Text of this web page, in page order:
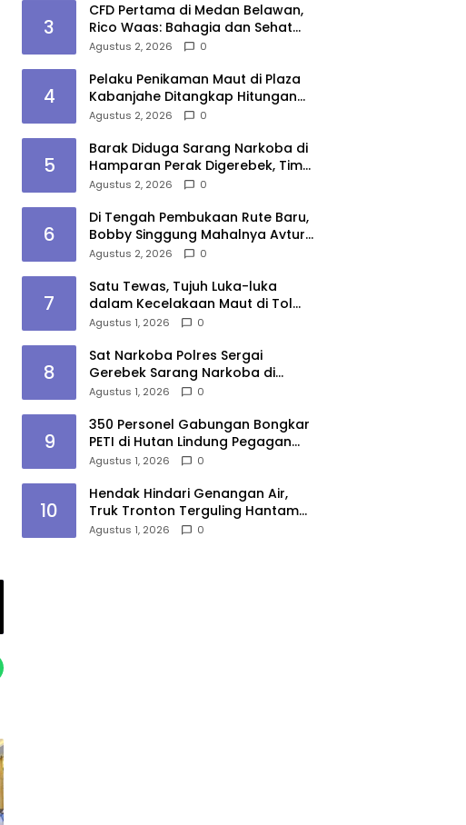
3
CFD Pertama di Medan Belawan,
Rico Waas: Bahagia dan Sehat
Harus Menjangkau Seluruh Sudut
Agustus 2, 2026 0
4
Pelaku Penikaman Maut di Plaza
Kabanjahe Ditangkap Hitungan
Menit, Polisi Dalami Motif
Agustus 2, 2026 0
5
Barak Diduga Sarang Narkoba di
Hamparan Perak Digerebek, Tim
Gabungan Musnahkan Lokasi
Agustus 2, 2026 0
6
Di Tengah Pembukaan Rute Baru,
Bobby Singgung Mahalnya Avtur
Kualanamu
Agustus 2, 2026 0
7
Satu Tewas, Tujuh Luka-luka
dalam Kecelakaan Maut di Tol
Medan–Tebing Tinggi
Agustus 1, 2026 0
8
Sat Narkoba Polres Sergai
Gerebek Sarang Narkoba di
Sungai Buaya, Satu Terduga
Agustus 1, 2026 0
9
350 Personel Gabungan Bongkar
PETI di Hutan Lindung Pegagan
Hilir, 47 Camp dan Puluhan
Agustus 1, 2026 0
10
Hendak Hindari Genangan Air,
Truk Tronton Terguling Hantam
Pembatas Jalan di Jalinsum
Agustus 1, 2026 0